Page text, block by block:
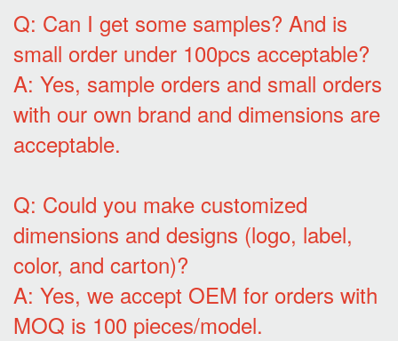
Q: Can I get some samples? And is
small order under 100pcs acceptable?
A: Yes, sample orders and small orders
with our own brand and dimensions are
acceptable.
Q: Could you make customized
dimensions and designs (logo, label,
color, and carton)?
A: Yes, we accept OEM for orders with
MOQ is 100 pieces/model.